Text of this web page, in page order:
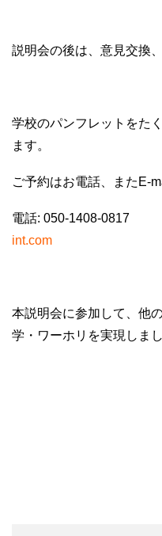
説明会の後は、意見交換
学校のパンフレットをた
ます。
ご予約はお電話、またE-
電話: 050-1408-
int.com
本説明会に参加して、他
学・ワーホリを実現しまし